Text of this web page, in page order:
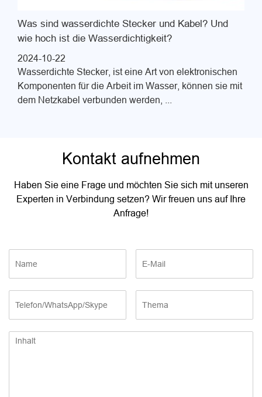
Was sind wasserdichte Stecker und Kabel? Und
wie hoch ist die Wasserdichtigkeit?
2024-10-22
Wasserdichte Stecker, ist eine Art von elektronischen
Komponenten für die Arbeit im Wasser, können sie mit
dem Netzkabel verbunden werden, ...
Kontakt aufnehmen
Haben Sie eine Frage und möchten Sie sich mit unseren
Experten in Verbindung setzen? Wir freuen uns auf Ihre
Anfrage!